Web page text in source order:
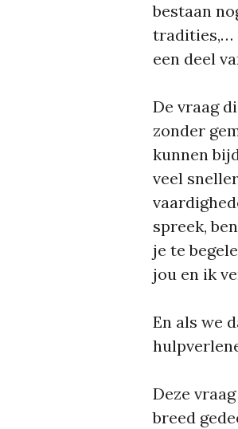
bestaan
tradities,…
een deel
De vraag
zonder
kunnen
veel
spreek,
je te
jou en ik
En als we
Deze
breed